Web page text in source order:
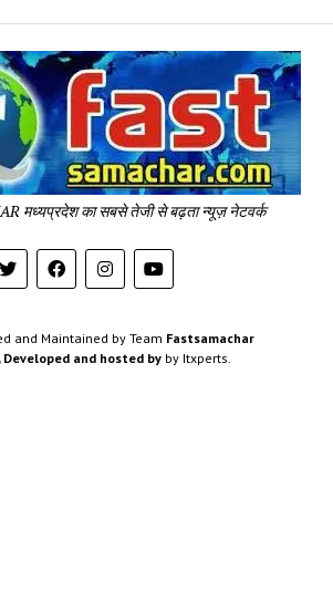
-
मध्यप्रदेश का सबसे तेजी से बढ़ता न्यूज़ नेटवर्क
and Maintained by Team Fastsamachar
Developed and hosted byby Itxperts.